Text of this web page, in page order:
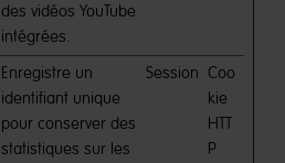
des vidéos YouTube
intégrées.
Enregistre un
identifiant unique
pour conserver des
statistiques sur les
Session Coo
kie
HTT
P